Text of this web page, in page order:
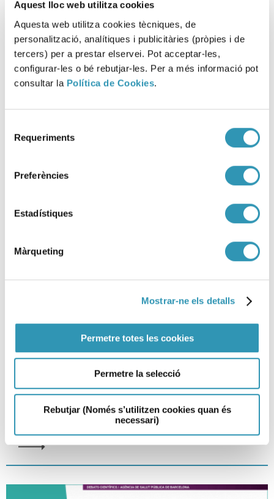
Aquest lloc web utilitza cookies
Aquesta web utilitza cookies tècniques, de
personalització, analítiques i publicitàries (pròpies i de
tercers) per a prestar elservei. Pot acceptar-les,
configurar-les o bé rebutjar-les. Per a més informació pot
consultar la Política de Cookies.
Requeriments
Preferències
Estadístiques
Màrqueting
Mostrar-ne els detalls
Permetre totes les cookies
Permetre la selecció
Rebutjar (Només s’utilitzen cookies quan és
necessari)
Jornada oberta: les addiccions a
Barcelona, com trenquem
Sessió científica: Infeccions de
transmissió sexual